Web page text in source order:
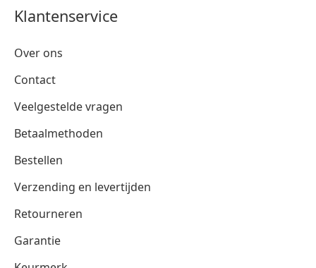
Klantenservice
Over ons
Contact
Veelgestelde vragen
Betaalmethoden
Bestellen
Verzending en levertijden
Retourneren
Garantie